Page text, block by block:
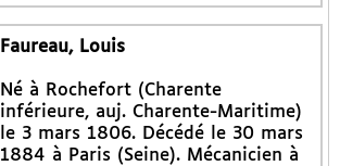
Faureau, Louis
Né à Rochefort (Charente
inférieure, auj. Charente-Maritime)
le 3 mars 1806. Décédé le 30 mars
1884 à Paris (Seine). Mécanicien à